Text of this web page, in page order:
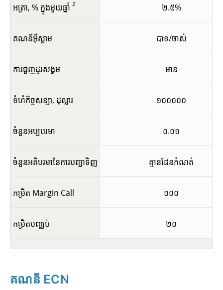
អត្រា, % ក្នុងមួយឆ្នាំ 2 ២.៥%
គណនីអ៊ីស្លាម បាទ/ចាស៎
ការជួញដូរសង្គម មាន
ទំហំកិច្ចសន្យា, ដុល្លារ ១០០០០០
ចំនួនអប្បបរមា ០.០១
ចំនួនអតិបរមានៃការបញ្ជាទិញ គ្មានដែនកំណត់
កម្រិត Margin Call ១០០
កម្រិតបញ្ឈប់ ២០
គណនី ECN